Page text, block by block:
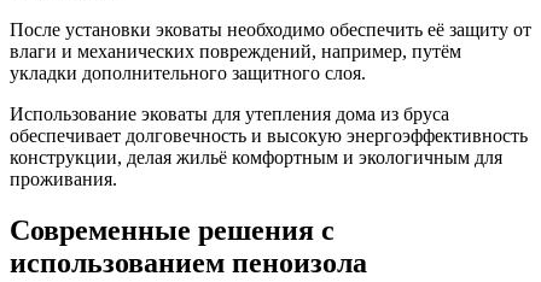
После установки эковаты необходимо обеспечить её защиту от
влаги и механических повреждений, например, путём
укладки дополнительного защитного слоя.
Использование эковаты для утепления дома из бруса
обеспечивает долговечность и высокую энергоэффективность
конструкции, делая жильё комфортным и экологичным для
проживания.
Современные решения с
использованием пеноизола